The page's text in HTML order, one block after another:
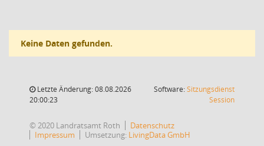
Keine Daten gefunden.
Letzte Änderung: 08.08.2026
20:00:23
Software:Sitzungsdienst
Session(Wird in
© 2020 Landratsamt Roth
Datenschutz
Impressum
Umsetzung: LivingData GmbH